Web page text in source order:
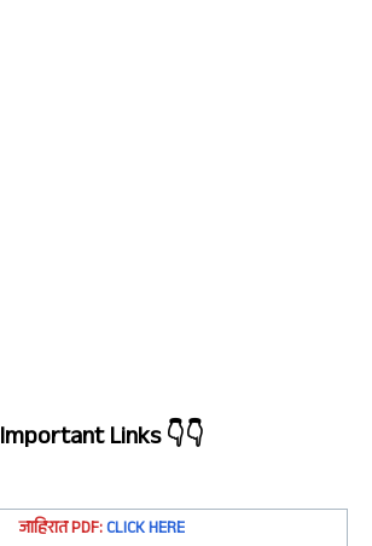
Important Links👇👇
जाहिरातPDF:CLICK HERE